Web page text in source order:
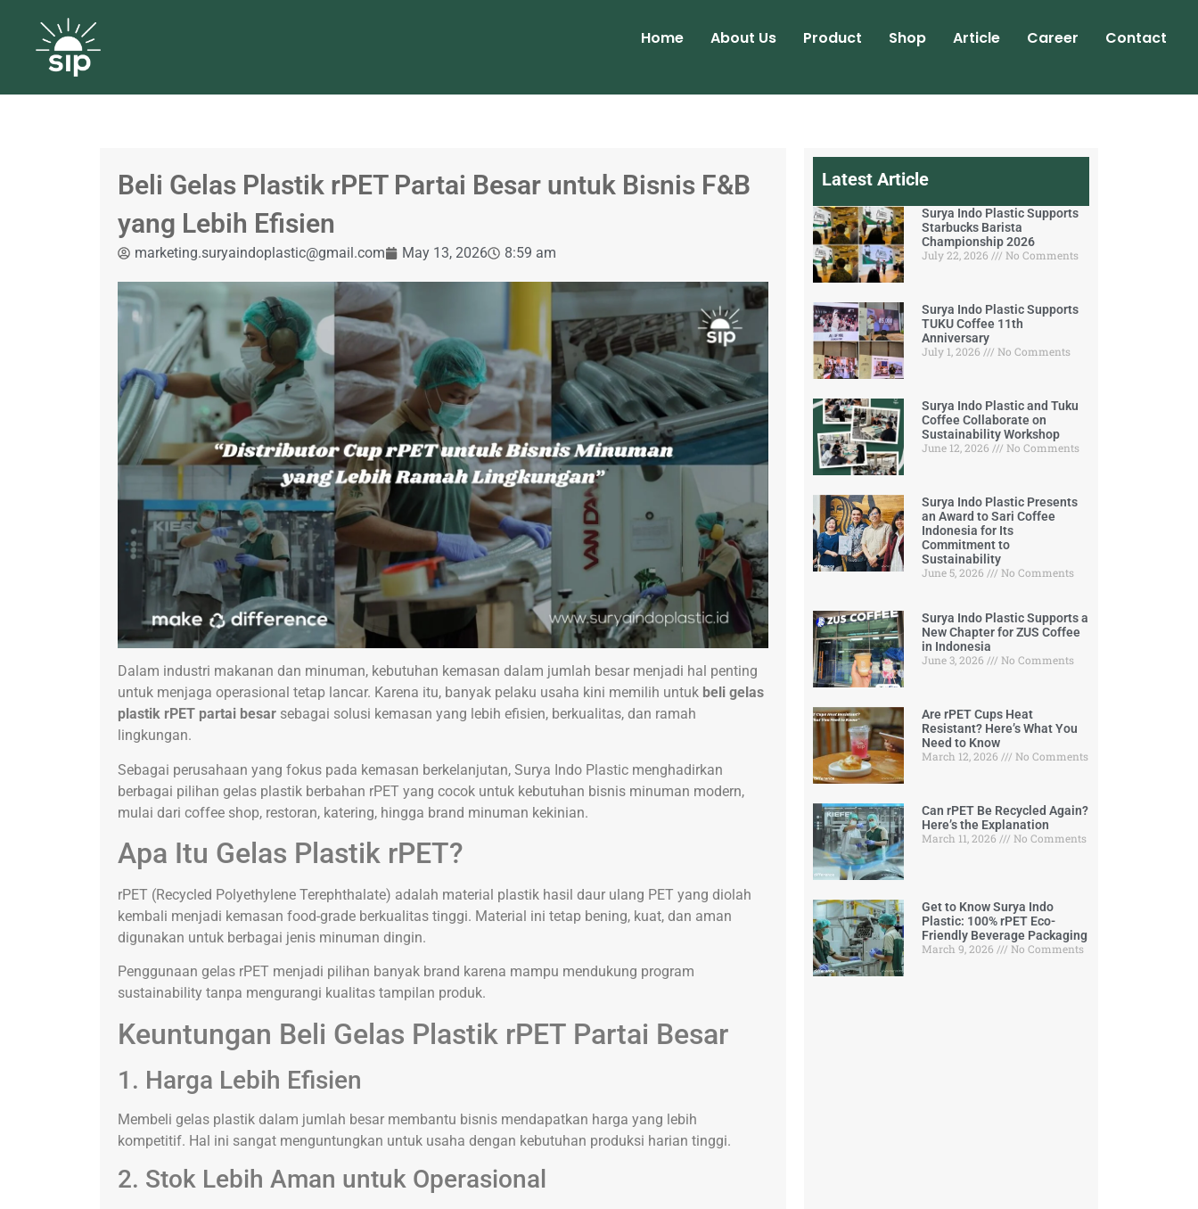
Home About Us Product Shop Article Career Contact
Beli Gelas Plastik rPET Partai Besar untuk Bisnis F&B
yang Lebih Efisien
marketing.suryaindoplastic@gmail.com May 13, 2026 8:59 am
Dalam industri makanan dan minuman, kebutuhan kemasan dalam jumlah besar menjadi hal penting
untuk menjaga operasional tetap lancar. Karena itu, banyak pelaku usaha kini memilih untuk beli gelas
plastik rPET partai besar sebagai solusi kemasan yang lebih efisien, berkualitas, dan ramah
lingkungan.
Sebagai perusahaan yang fokus pada kemasan berkelanjutan, Surya Indo Plastic menghadirkan
berbagai pilihan gelas plastik berbahan rPET yang cocok untuk kebutuhan bisnis minuman modern,
mulai dari coffee shop, restoran, katering, hingga brand minuman kekinian.
Apa Itu Gelas Plastik rPET?
rPET (Recycled Polyethylene Terephthalate) adalah material plastik hasil daur ulang PET yang diolah
kembali menjadi kemasan food-grade berkualitas tinggi. Material ini tetap bening, kuat, dan aman
digunakan untuk berbagai jenis minuman dingin.
Penggunaan gelas rPET menjadi pilihan banyak brand karena mampu mendukung program
sustainability tanpa mengurangi kualitas tampilan produk.
Keuntungan Beli Gelas Plastik rPET Partai Besar
1. Harga Lebih Efisien
Membeli gelas plastik dalam jumlah besar membantu bisnis mendapatkan harga yang lebih
kompetitif. Hal ini sangat menguntungkan untuk usaha dengan kebutuhan produksi harian tinggi.
2. Stok Lebih Aman untuk Operasional
Latest Article
Surya Indo Plastic Supports
Starbucks Barista
Championship 2026
July 22, 2026
No Comments
Surya Indo Plastic Supports
TUKU Coffee 11th
Anniversary
July 1, 2026
No Comments
Surya Indo Plastic and Tuku
Coffee Collaborate on
Sustainability Workshop
June 12, 2026
No Comments
Surya Indo Plastic Presents
an Award to Sari Coffee
Indonesia for Its
Commitment to
Sustainability
June 5, 2026
No Comments
Surya Indo Plastic Supports a
New Chapter for ZUS Coffee
in Indonesia
June 3, 2026
No Comments
Are rPET Cups Heat
Resistant? Here’s What You
Need to Know
March 12, 2026
No Comments
Can rPET Be Recycled Again?
Here’s the Explanation
March 11, 2026
No Comments
Get to Know Surya Indo
Plastic: 100% rPET Eco-
Friendly Beverage Packaging
March 9, 2026
No Comments